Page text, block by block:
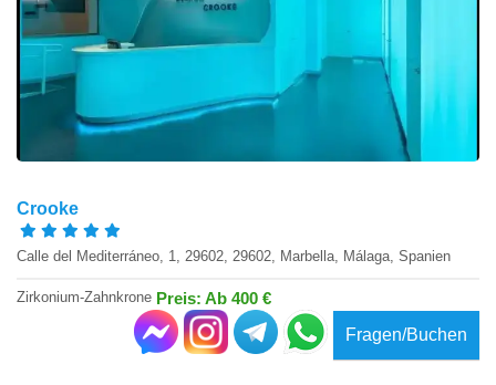
Crooke
Calle del Mediterráneo, 1, 29602, 29602, Marbella, Málaga, Spanien
Zirkonium-Zahnkrone Preis: Ab 400 €
Fragen/Buchen